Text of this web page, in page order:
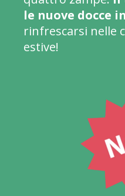
le nuove docce
rinfrescarsi nelle
estive!